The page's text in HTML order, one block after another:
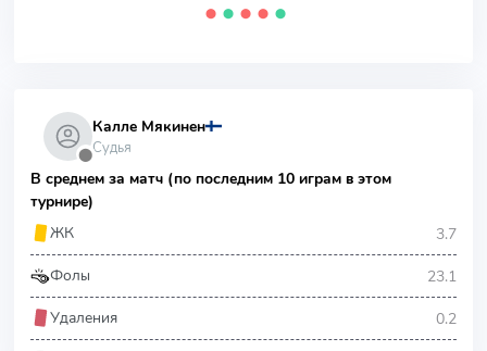
⬤ ⬤ ⬤ ⬤ ⬤
⬤
Калле Мякинен
Судья
В среднем за матч (по последним 10 играм в этом
турнире)
ЖК
3.7
Фолы 23.1
Удаления 0.2